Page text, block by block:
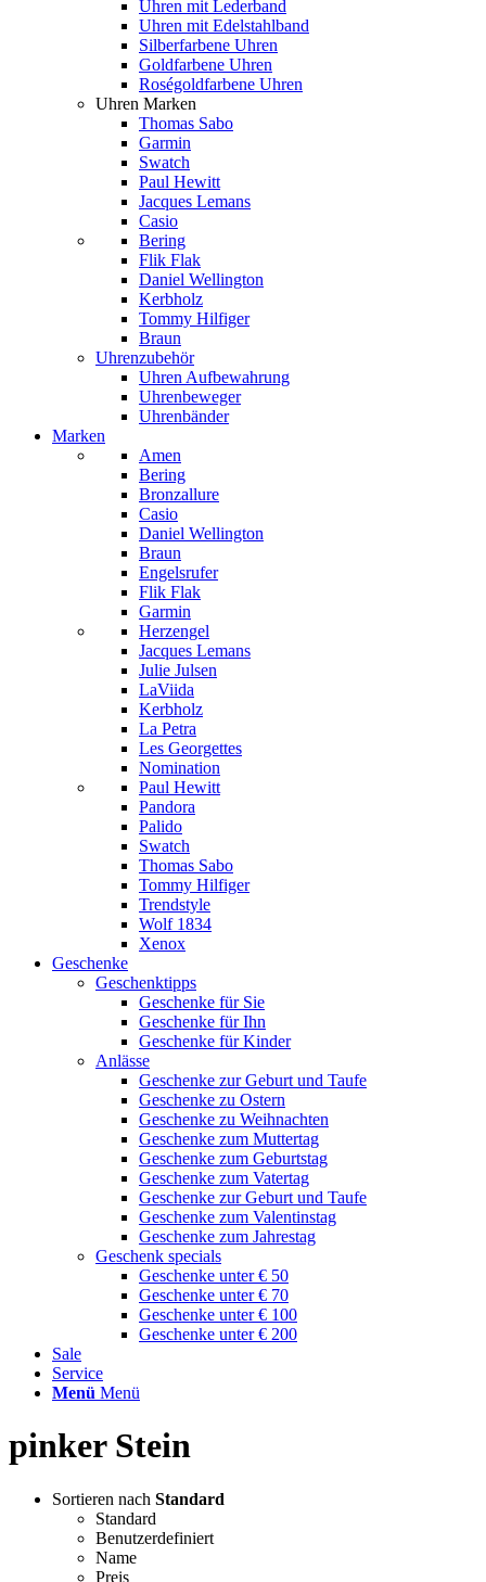
Uhren mit Lederband
Uhren mit Edelstahlband
Silberfarbene Uhren
Goldfarbene Uhren
Roségoldfarbene Uhren
Uhren Marken
Thomas Sabo
Garmin
Swatch
Paul Hewitt
Jacques Lemans
Casio
Bering
Flik Flak
Daniel Wellington
Kerbholz
Tommy Hilfiger
Braun
Uhrenzubehör
Uhren Aufbewahrung
Uhrenbeweger
Uhrenbänder
Marken
Amen
Bering
Bronzallure
Casio
Daniel Wellington
Braun
Engelsrufer
Flik Flak
Garmin
Herzengel
Jacques Lemans
Julie Julsen
LaViida
Kerbholz
La Petra
Les Georgettes
Nomination
Paul Hewitt
Pandora
Palido
Swatch
Thomas Sabo
Tommy Hilfiger
Trendstyle
Wolf 1834
Xenox
Geschenke
Geschenktipps
Geschenke für Sie
Geschenke für Ihn
Geschenke für Kinder
Anlässe
Geschenke zur Geburt und Taufe
Geschenke zu Ostern
Geschenke zu Weihnachten
Geschenke zum Muttertag
Geschenke zum Geburtstag
Geschenke zum Vatertag
Geschenke zur Geburt und Taufe
Geschenke zum Valentinstag
Geschenke zum Jahrestag
Geschenk specials
Geschenke unter € 50
Geschenke unter € 70
Geschenke unter € 100
Geschenke unter € 200
Sale
Service
Menü Menü
pinker Stein
Sortieren nach Standard
Standard
Benutzerdefiniert
Name
Preis